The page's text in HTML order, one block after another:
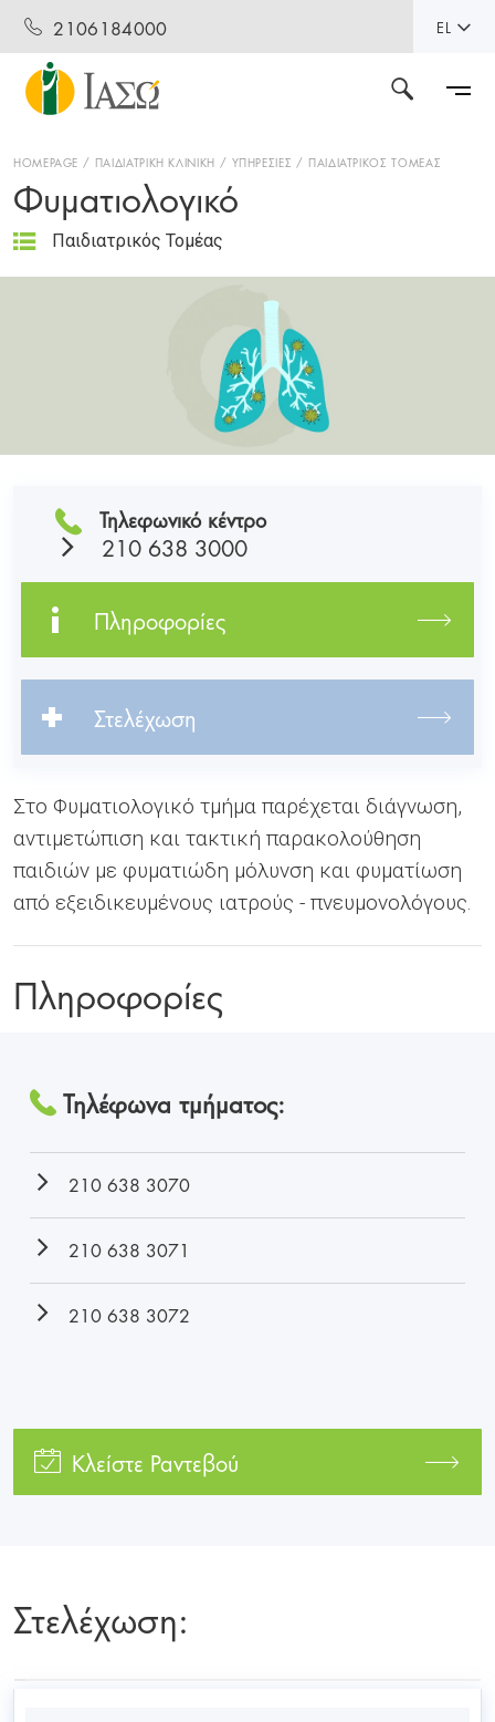
2106184000 EL
HOMEPAGE ΠΑΙΔΙΑΤΡΙΚΗ ΚΛΙΝΙΚΗ ΥΠΗΡΕΣΙΕΣ ΠΑΙΔΙΑΤΡΙΚΟΣ ΤΟΜΕΑΣ
Φυματιολογικό
Παιδιατρικός Τομέας
Τηλεφωνικό κέντρο
210 638 3000
Πληροφορίες
Στελέχωση
Στο Φυματιολογικό τμήμα παρέχεται διάγνωση,
αντιμετώπιση και τακτική παρακολούθηση
παιδιών με φυματιώδη μόλυνση και φυματίωση
από εξειδικευμένους ιατρούς - πνευμονολόγους.
Πληροφορίες
Τηλέφωνα τμήματος:
210 638 3070
210 638 3071
210 638 3072
Κλείστε Ραντεβού
Στελέχωση: